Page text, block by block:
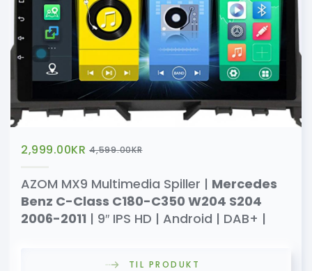
2,999.00KR 4,599.00KR
AZOM MX9 Multimedia Spiller | Mercedes
Benz C-Class C180-C350 W204 S204
2006-2011 | 9″ IPS HD | Android | DAB+ |
TIL PRODUKT